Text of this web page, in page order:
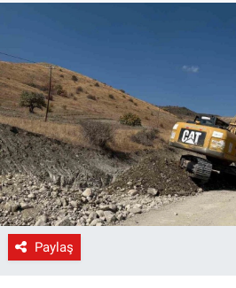
Paylaş
Politika
Resmi İlanlar
Sağlık
Siyaset
Spor